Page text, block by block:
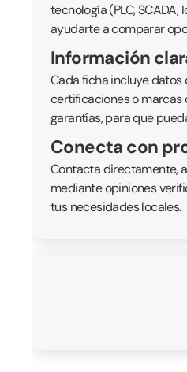
tecnología (PLC,
ayudarte a comparar
Información
Cada ficha incluye datos
certificaciones o marcas
garantías, para que
Conecta con
Contacta directamente,
mediante opiniones
tus necesidades locales.